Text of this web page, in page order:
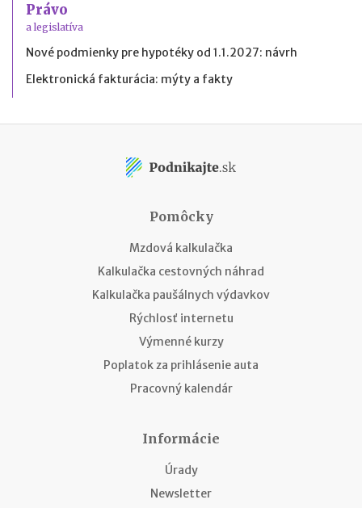
Právo
a legislatíva
Nové podmienky pre hypotéky od 1.1.2027: návrh
Elektronická fakturácia: mýty a fakty
Pomôcky
Mzdová kalkulačka
Kalkulačka cestovných náhrad
Kalkulačka paušálnych výdavkov
Rýchlosť internetu
Výmenné kurzy
Poplatok za prihlásenie auta
Pracovný kalendár
Informácie
Úrady
Newsletter